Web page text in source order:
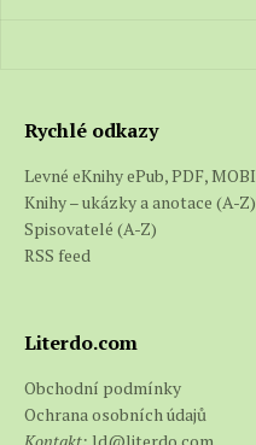
Rychlé odkazy
Levné eKnihy ePub, PDF, MOBI
Knihy – ukázky a anotace (A-Z)
Spisovatelé (A-Z)
RSS feed
Literdo.com
Obchodní podmínky
Ochrana osobních údajů